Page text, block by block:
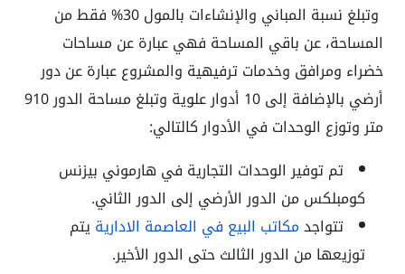
وتبلغ نسبة المباني والإنشاءات بالمول 30% فقط من
المساحة، عن باقي المساحة فهي عبارة عن مساحات
خضراء ومرافق وخدمات ترفيهية والمشروع عبارة عن دور
أرضي بالإضافة إلى 10 أدوار علوية وتبلغ مساحة الدور 910
متر وتوزع الوحدات في الأدوار كالتالي:
تم توفير الوحدات التجارية في هارموني بيزنس
كومبلكس من الدور الأرضي إلى الدور الثاني.
تتواجدمكاتب البيع في العاصمة الاداريةيتم
توزيعها من الدور الثالث حتى الدور الأخير.